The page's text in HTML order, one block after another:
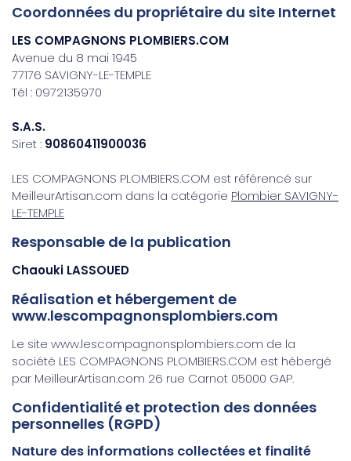
Coordonnées du propriétaire du site Internet
LES COMPAGNONS PLOMBIERS.COM
Avenue du 8 mai 1945
77176 SAVIGNY-LE-TEMPLE
Tél : 0972135970
S.A.S.
Siret : 90860411900036
LES COMPAGNONS PLOMBIERS.COM est référencé sur
MeilleurArtisan.com dans la catégorie Plombier SAVIGNY-
LE-TEMPLE
Responsable de la publication
Chaouki LASSOUED
Réalisation et hébergement de
www.lescompagnonsplombiers.com
Le site www.lescompagnonsplombiers.com de la
société LES COMPAGNONS PLOMBIERS.COM est hébergé
par MeilleurArtisan.com 26 rue Carnot 05000 GAP.
Confidentialité et protection des données
personnelles (RGPD)
Nature des informations collectées et finalité